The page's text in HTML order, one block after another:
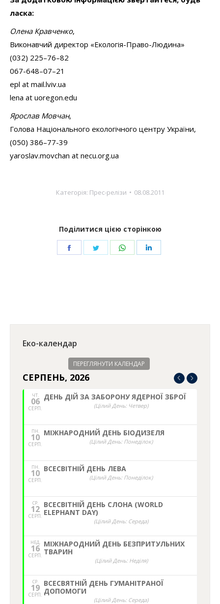
ласка:
Олена Кравченко,
Виконавчий директор «Екологія-Право-Людина»
(032) 225–76–82
067-648–07–21
epl at mail.lviv.ua
lena at uoregon.edu
Ярослав Мовчан,
Голова Національного екологічного центру України,
(050) 386–77-39
yaroslav.movchan at necu.org.ua
Категорія: Прес-релізи 08.08.2011
Поділитися цією сторінкою
Share
Share
Share
Еко-календар
ПЕРЕГЛЯНУТИ КАЛЕНДАР
СЕРПЕНЬ, 2026
ЧТ.
06
СЕРП.
ДЕНЬ ДІЙ ЗА ЗАБОРОНУ ЯДЕРНОЇ ЗБРОЇ
(Цілий День: Четвер)
ПН.
10
СЕРП.
МІЖНАРОДНИЙ ДЕНЬ БІОДИЗЕЛЯ
(Цілий День: Понеділок)
ПН.
10
СЕРП.
ВСЕСВІТНІЙ ДЕНЬ ЛЕВА
(Цілий День: Понеділок)
СР.
12
СЕРП.
ВСЕСВІТНІЙ ДЕНЬ СЛОНА (WORLD
ELEPHANT DAY)
(Цілий День: Середа)
НЕД,
16
СЕРП.
МІЖНАРОДНИЙ ДЕНЬ БЕЗПРИТУЛЬНИХ
ТВАРИН
(Цілий День: Неділя)
СР.
19
СЕРП.
ВСЕСВЯТНІЙ ДЕНЬ ГУМАНІТРАНОЇ
ДОПОМОГИ
(Цілий День: Середа)